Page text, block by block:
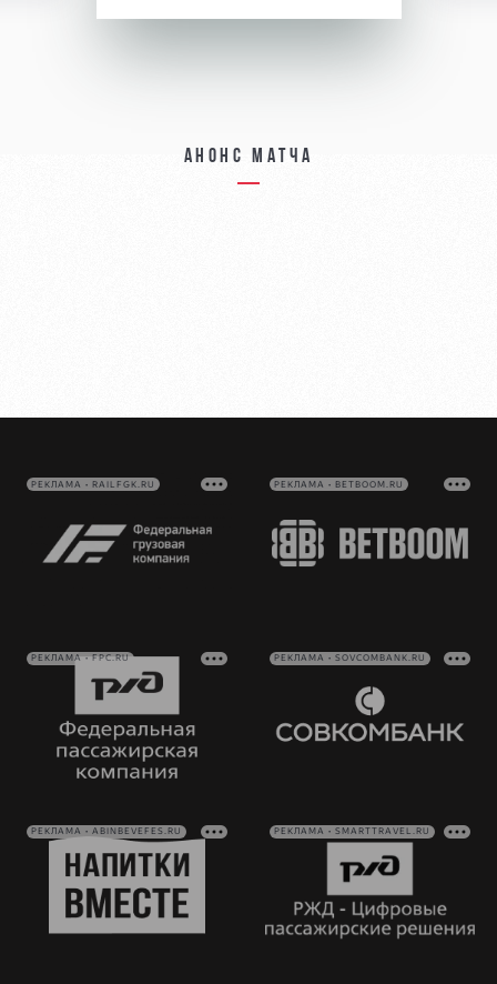
Анонс матча
РЕКЛАМА • RAILFGK.RU РЕКЛАМА • BETBOOM.RU
РЕКЛАМА • FPC.RU РЕКЛАМА • SOVCOMBANK.RU
РЕКЛАМА • ABINBEVEFES.RU РЕКЛАМА • SMARTTRAVEL.RU